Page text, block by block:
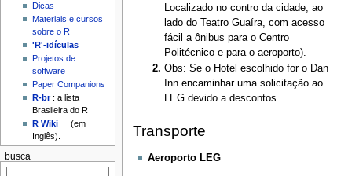
Localizado no contro da cidade, ao
lado do Teatro Guaíra, com acesso
fácil a ônibus para o Centro
Politécnico e para o aeroporto).
Obs: Se o Hotel escolhido for o Dan
Inn encaminhar uma solicitação ao
LEG devido a descontos.
Transporte
Aeroporto LEG
Dicas
Materiais e cursos
sobre o R
'R'-idículas
Projetos de
software
Paper Companions
R-br: a lista
Brasileira do R
R Wiki
(em
Inglês).
busca